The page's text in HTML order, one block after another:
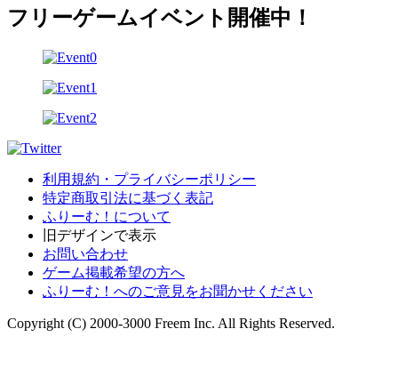
フリーゲームイベント開催中！
利用規約・プライバシーポリシー
特定商取引法に基づく表記
ふりーむ！について
旧デザインで表示
お問い合わせ
ゲーム掲載希望の方へ
ふりーむ！へのご意見をお聞かせください
Copyright (C) 2000-3000 Freem Inc. All Rights Reserved.